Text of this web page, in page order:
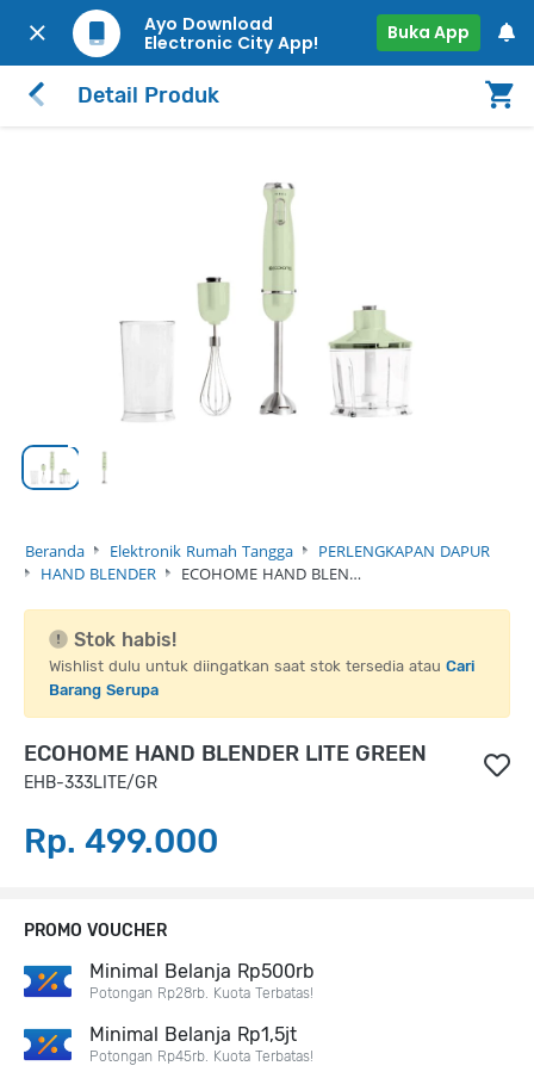
Ayo Download
Electronic City App!
Buka App
Detail Produk
Beranda Elektronik Rumah Tangga
PERLENGKAPAN DAPUR
HAND BLENDER
ECOHOME HAND BLEN…
Stok habis!
Wishlist dulu untuk diingatkan saat stok tersedia atau Cari
Barang Serupa
ECOHOME HAND BLENDER LITE GREEN
EHB-333LITE/GR
Rp. 499.000
PROMO VOUCHER
Minimal Belanja Rp500rb
Potongan Rp28rb. Kuota Terbatas!
Minimal Belanja Rp1,5jt
Potongan Rp45rb. Kuota Terbatas!